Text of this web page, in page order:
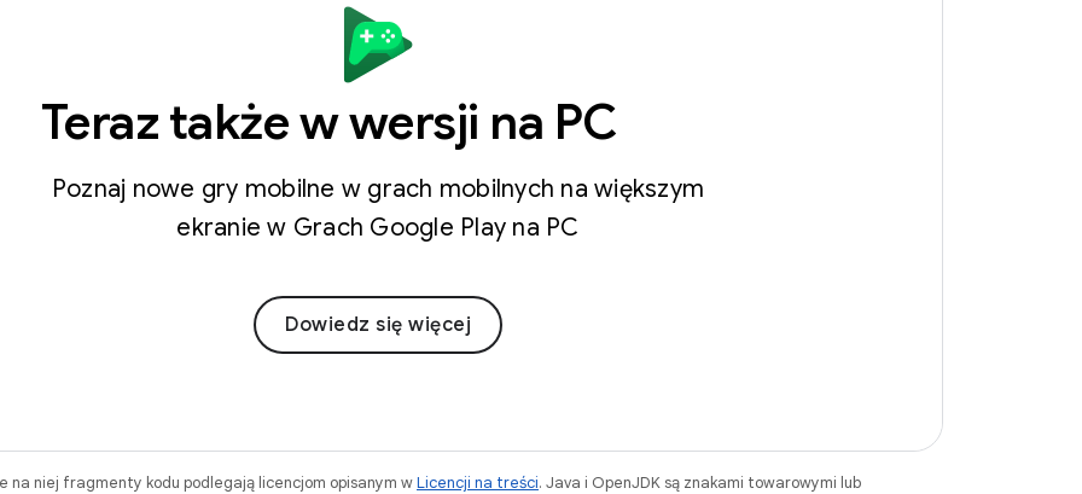
Teraz także w wersji na PC
Poznaj nowe gry mobilne w grach mobilnych na większym
ekranie w Grach Google Play na PC
Dowiedz się więcej
na niej fragmenty kodu podlegają licencjom opisanym wLicencji na treści. Java i OpenJDK są znakami towarowymi lub